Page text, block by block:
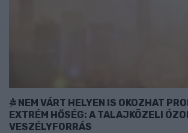
NEM VÁRT HELYEN IS OKOZHAT
EXTRÉM HŐSÉG: A TALAJKÖZELI
VESZÉLYFORRÁS